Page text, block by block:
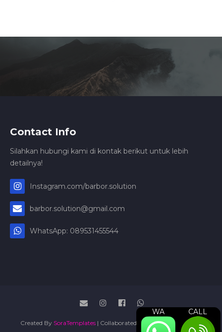
WA CALL
Contact Info
Silahkan hubungi kami di kontak berikut untuk lebih
detailnya!
Instagram.com/barbor.solution
barbor.solution@gmail.com
WhatsApp: 089531455544
Created By SoraTemplates | Collaborated By Jasa Press Release |